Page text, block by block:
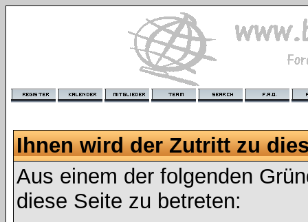
Ihnen wird der Zutritt zu
Aus einem der folgenden
diese Seite zu betreten: